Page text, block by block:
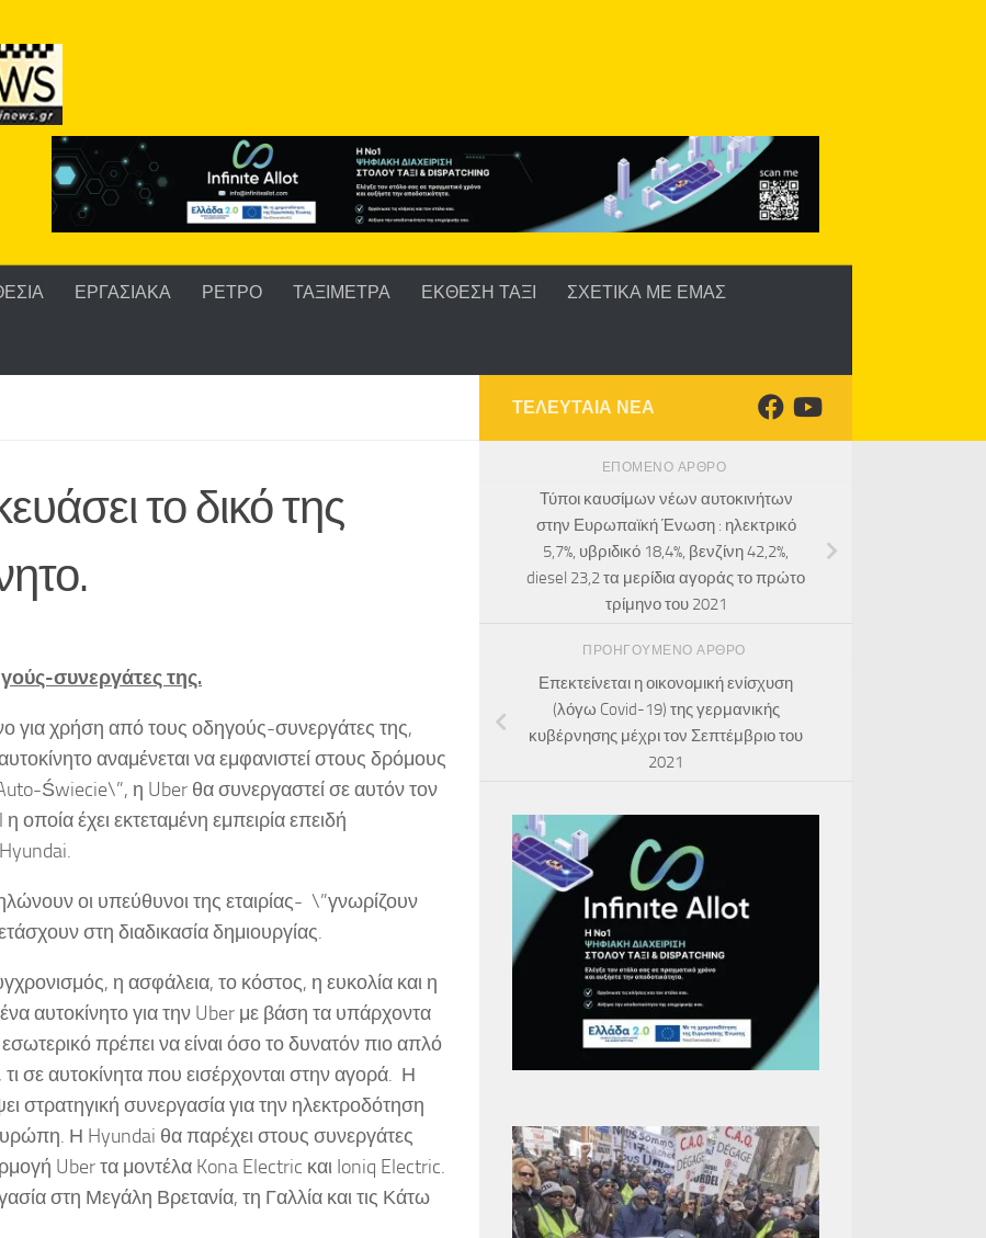
ΕΡΓΑΣΙΑΚΑ ΡΕΤΡΟ ΤΑΞΙΜΕΤΡΑ ΕΚΘΕΣΗ ΤΑΞΙ ΣΧΕΤΙΚΑ ΜΕ ΕΜΑΣ
το δικό της
συνεργάτες της.
για χρήση από τους οδηγούς-συνεργάτες της,
αναμένεται να εμφανιστεί στους δρόμους
Świecie\”, η Uber θα συνεργαστεί σε αυτόν τον
οποία έχει εκτεταμένη εμπειρία επειδή
οι υπεύθυνοι της εταιρίας- \”γνωρίζουν
στη διαδικασία δημιουργίας.
η ασφάλεια, το κόστος, η ευκολία και η
αυτοκίνητο για την Uber με βάση τα υπάρχοντα
πρέπει να είναι όσο το δυνατόν πιο απλό
σε αυτοκίνητα που εισέρχονται στην αγορά. Η
στρατηγική συνεργασία για την ηλεκτροδότηση
Η Hyundai θα παρέχει στους συνεργάτες
Uber τα μοντέλα Kona Electric και Ioniq Electric.
στη Μεγάλη Βρετανία, τη Γαλλία και τις Κάτω
ΤΕΛΕΥΤΑΙΑ ΝΕΑ
ΕΠΌΜΕΝΟ ΆΡΘΡΟ
Τύποι καυσίμων νέων αυτοκινήτων
στην Ευρωπαϊκή Ένωση : ηλεκτρικό
5,7%, υβριδικό 18,4%, βενζίνη 42,2%,
diesel 23,2 τα μερίδια αγοράς το πρώτο
τρίμηνο του 2021
ΠΡΟΗΓΟΎΜΕΝΟ ΆΡΘΡΟ
Επεκτείνεται η οικονομική ενίσχυση
(λόγω Covid-19) της γερμανικής
κυβέρνησης μέχρι τον Σεπτέμβριο του
2021